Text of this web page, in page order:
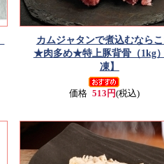
カムジャタンで煮込むなら
★肉多め★特上豚背骨（1kg）
凍】
価格 513円(税込)